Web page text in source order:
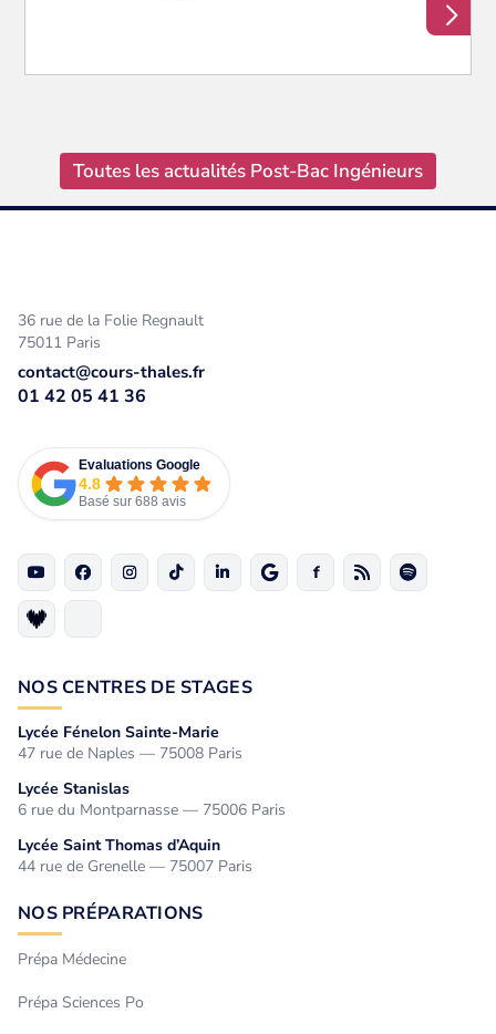
Toutes les actualités Post-Bac Ingénieurs
36 rue de la Folie Regnault
75011 Paris
contact@cours-thales.fr
01 42 05 41 36
Evaluations Google
4.8
Basé sur 688 avis
NOS CENTRES DE STAGES
Lycée Fénelon Sainte-Marie
47 rue de Naples — 75008 Paris
Lycée Stanislas
6 rue du Montparnasse — 75006 Paris
Lycée Saint Thomas d’Aquin
44 rue de Grenelle — 75007 Paris
NOS PRÉPARATIONS
Prépa Médecine
Prépa Sciences Po